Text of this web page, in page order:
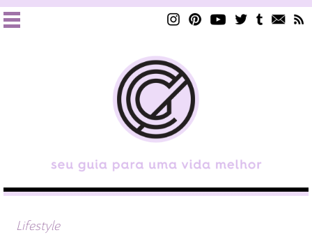
Lifestyle